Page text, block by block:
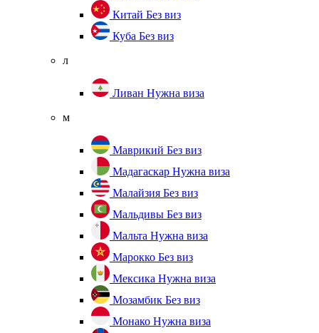
Китай Без виз
Куба Без виз
л
Ливан Нужна виза
м
Маврикий Без виз
Мадагаскар Нужна виза
Малайзия Без виз
Мальдивы Без виз
Мальта Нужна виза
Марокко Без виз
Мексика Нужна виза
Мозамбик Без виз
Монако Нужна виза